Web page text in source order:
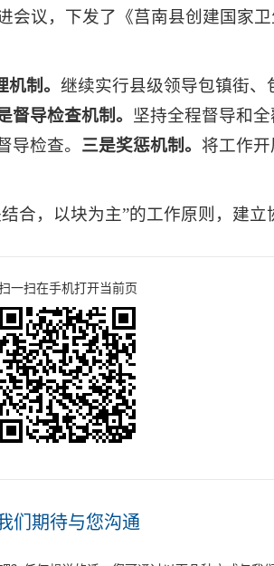
议，下发了《莒南县创建国家
机制。继续实行县级领导包镇街
督导检查机制。 坚持全程督导和
检查。 三是奖惩机制。 将工作
合，以块为主”的工作原则，建立
一扫在手机打开当前页
们期待与您沟通